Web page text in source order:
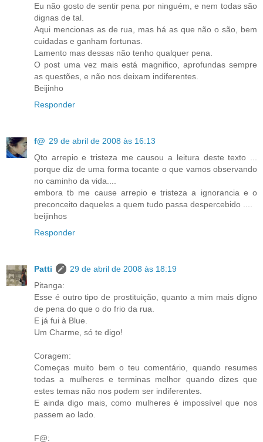
Eu não gosto de sentir pena por ninguém, e nem todas são
dignas de tal.
Aqui mencionas as de rua, mas há as que não o são, bem
cuidadas e ganham fortunas.
Lamento mas dessas não tenho qualquer pena.
O post uma vez mais está magnifico, aprofundas sempre
as questões, e não nos deixam indiferentes.
Beijinho
Responder
f@ 29 de abril de 2008 às 16:13
Qto arrepio e tristeza me causou a leitura deste texto ...
porque diz de uma forma tocante o que vamos observando
no caminho da vida....
embora tb me cause arrepio e tristeza a ignorancia e o
preconceito daqueles a quem tudo passa despercebido ....
beijinhos
Responder
Patti
29 de abril de 2008 às 18:19
Pitanga:
Esse é outro tipo de prostituição, quanto a mim mais digno
de pena do que o do frio da rua.
E já fui à Blue.
Um Charme, só te digo!
Coragem:
Começas muito bem o teu comentário, quando resumes
todas a mulheres e terminas melhor quando dizes que
estes temas não nos podem ser indiferentes.
E ainda digo mais, como mulheres é impossível que nos
passem ao lado.
F@: